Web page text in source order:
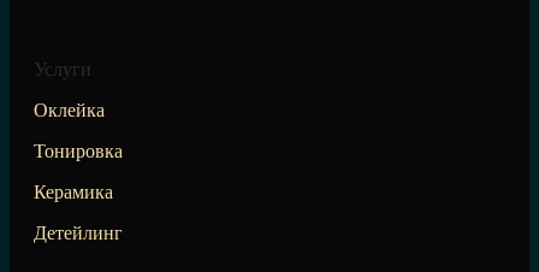
Услуги
Оклейка
Тонировка
Керамика
Детейлинг